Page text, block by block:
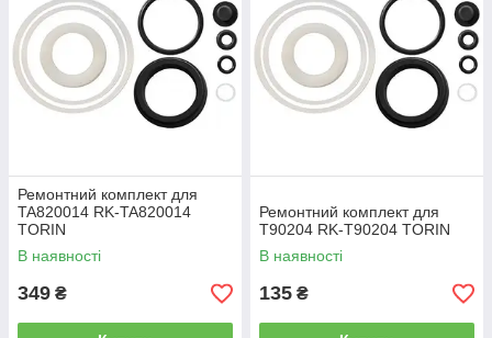
Ремонтний комплект для
TA820014 RK-TA820014
TORIN
В наявності
349 ₴
Ремонтний комплект для
T90204 RK-T90204 TORIN
В наявності
135 ₴